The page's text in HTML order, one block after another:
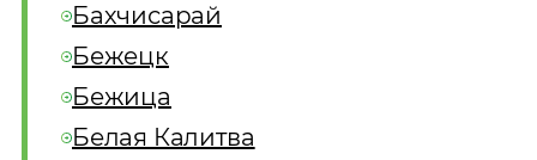
Бахчисарай
Бежецк
Бежица
Белая Калитва